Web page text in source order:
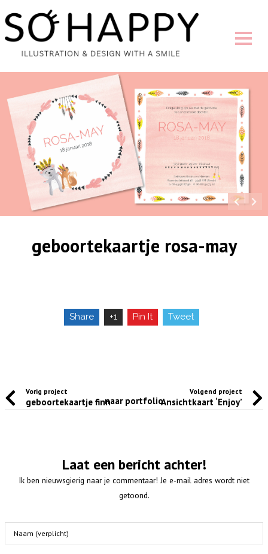
geboortekaartje rosa-may
Share +1 Pin It Tweet
Vorig project
geboortekaartje finn
Volgend project
Ansichtkaart ‘Enjoy’
naar portfolio
Laat een bericht achter!
Ik ben nieuwsgierig naar je commentaar! Je e-mail adres wordt niet
getoond.